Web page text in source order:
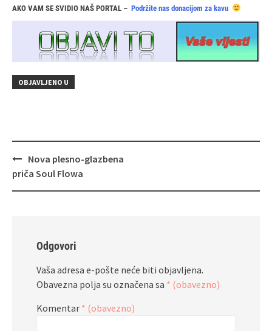
AKO VAM SE SVIDIO NAŠ PORTAL – Podržite nas donacijom za kavu
OBJAVLJENO U
Navigacija
objava
Nova plesno‑glazbena
priča Soul Flowa
Odgovori
Vaša adresa e-pošte neće biti objavljena.
Obavezna polja su označena sa * (obavezno)
Komentar * (obavezno)